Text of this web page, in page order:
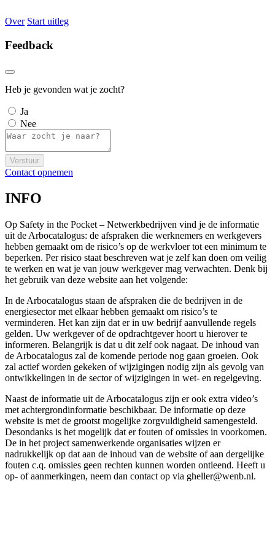
Over Start uitleg
Feedback
Heb je gevonden wat je zocht?
Ja
Nee
Verstuur
Contact opnemen
INFO
Op Safety in the Pocket – Netwerkbedrijven vind je de informatie
uit de Arbocatalogus: de afspraken die werknemers en werkgevers
hebben gemaakt om de risico’s op de werkvloer tot een minimum te
beperken. Per risico staat beschreven wat je zelf kan doen om veilig
te werken en wat je van jouw werkgever mag verwachten. Denk bij
het gebruik van deze website aan het volgende:
In de Arbocatalogus staan de afspraken die de bedrijven in de
energiesector met elkaar hebben gemaakt om risico’s te
verminderen. Het kan zijn dat er in uw bedrijf aanvullende regels
gelden. Uw werkgever of de opdrachtgever hoort u hierover te
informeren. Belangrijk is dat u dit zelf ook nagaat. De inhoud van
de Arbocatalogus zal de komende periode nog gaan groeien. Ook
zal actief worden gekeken of wijzigingen nodig zijn als gevolg van
ontwikkelingen in de sector of wijzigingen in wet- en regelgeving.
Naast de informatie uit de Arbocatalogus zijn er ook extra video’s
met achtergrondinformatie beschikbaar. De informatie op deze
website is met de grootst mogelijke zorgvuldigheid samengesteld.
Desondanks is het mogelijk dat er fouten of omissies in voorkomen.
De in het project samenwerkende organisaties wijzen er
nadrukkelijk op dat aan de inhoud van de website of aan dergelijke
fouten c.q. omissies geen rechten kunnen worden ontleend. Heeft u
op- of aanmerkingen, neem dan contact op via gheller@wenb.nl.